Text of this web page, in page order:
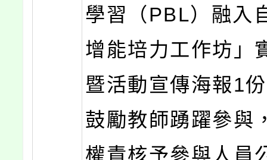
學習（PBL）融入
增能培力工作坊」
暨活動宣傳海報1
鼓勵教師踴躍參與
權責核予參與人員